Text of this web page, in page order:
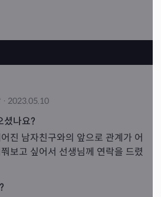
· 2023.05.10
셨나요?
진 남자친구와의 앞으로 관계가 어
보고 싶어서 선생님께 연락을 드렸